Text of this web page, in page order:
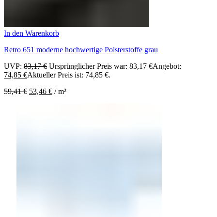
In den Warenkorb
Retro 651 moderne hochwertige Polsterstoffe grau
UVP: 83,17€ Ursprünglicher Preis war: 83,17 €Angebot:
74,85 €Aktueller Preis ist: 74,85 €.
59,41€ 53,46 € /m²